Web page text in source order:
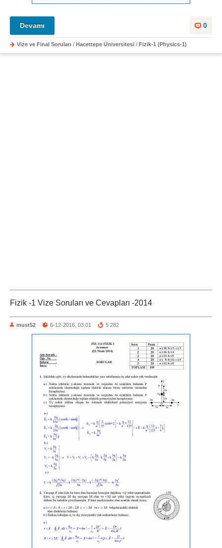
0
Devamı
Vize ve Final Soruları / Hacettepe Üniversitesi / Fizik-1 (Physics-1)
Fizik -1 Vize Soruları ve Cevapları -2014
must52 6-12-2016, 03:01 5 282